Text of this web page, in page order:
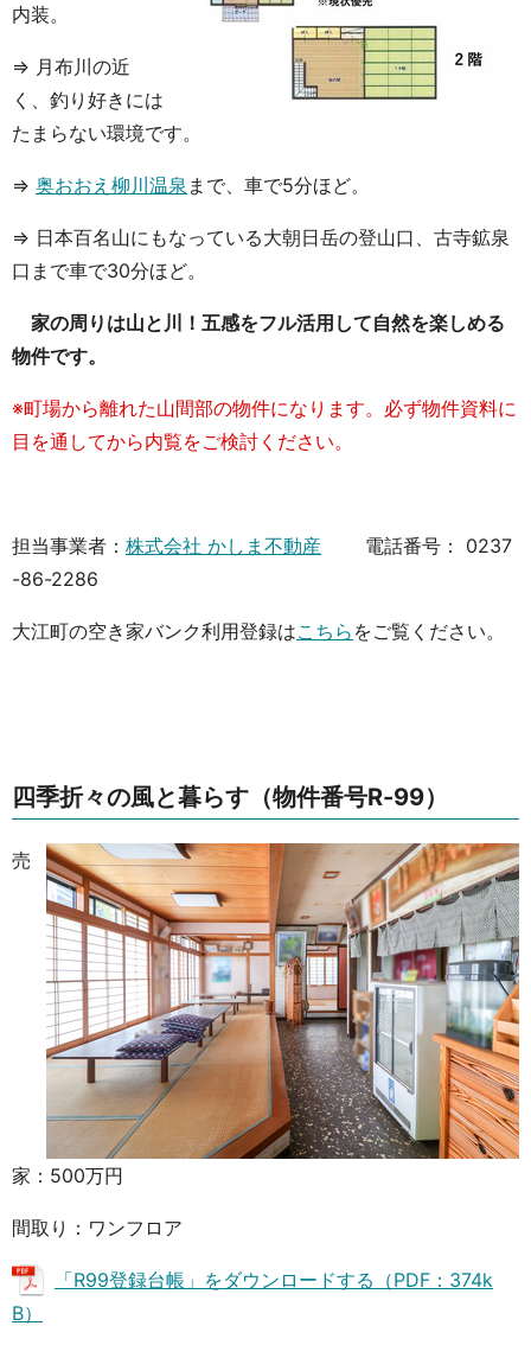
内装。
⇒ 月布川の近
く、釣り好きには
たまらない環境です。
⇒ 奥おおえ柳川温泉 まで、車で5分ほど。
⇒ 日本百名山にもなっている大朝日岳の登山口、古寺鉱泉
口まで車で30分ほど。
家の周りは山と川！五感をフル活用して自然を楽しめる
物件です。
※町場から離れた山間部の物件になります。必ず物件資料に
目を通してから内覧をご検討ください。
担当事業者： 株式会社 かしま不動産 電話番号： 0237
-86-2286
大江町の空き家バンク利用登録はこちら をご覧ください。
四季折々の風と暮らす（物件番号R-99）
売
家：500万円
間取り：ワンフロア
「R99登録台帳」をダウンロードする（PDF：374k
B）